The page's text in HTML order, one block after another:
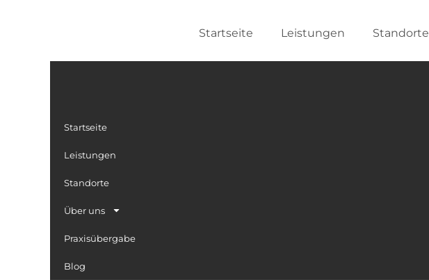
Startseite Leistungen Standorte
Startseite
Leistungen
Standorte
Über uns
Praxisübergabe
Blog